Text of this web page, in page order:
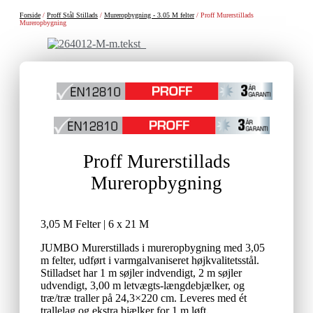
Forside / Proff Stål Stillads / Mureropbygning - 3.05 M felter/ Proff Murerstillads
Mureropbygning
Proff Murerstillads
Mureropbygning
3,05 M Felter | 6 x 21 M
JUMBO Murerstillads i mureropbygning med 3,05
m felter, udført i varmgalvaniseret højkvalitetsstål.
Stilladset har 1 m søjler indvendigt, 2 m søjler
udvendigt, 3,00 m letvægts-længdebjælker, og
træ/træ traller på 24,3×220 cm. Leveres med ét